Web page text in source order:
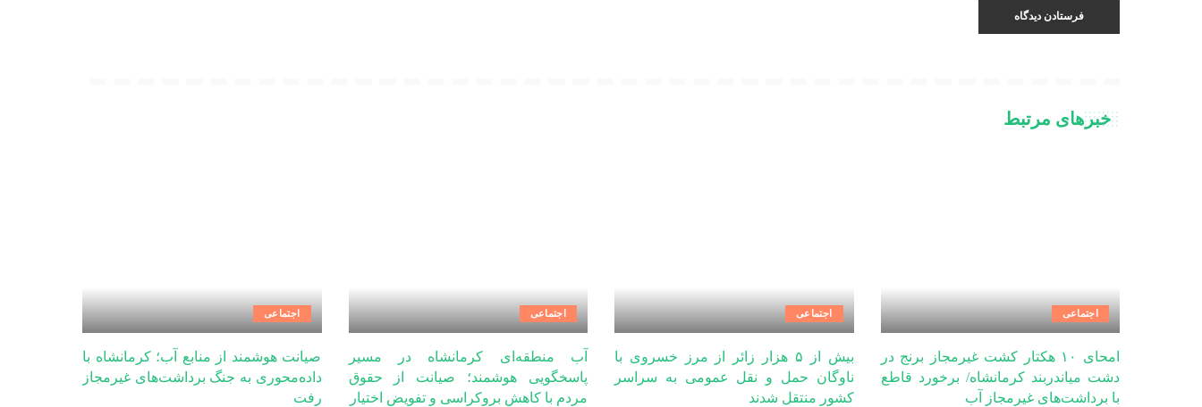
خبرهای مرتبط
اجتماعی
امحای ۱۰ هکتار کشت غیرمجاز برنج در
دشت میاندربند کرمانشاه/ برخورد قاطع
با برداشت‌های غیرمجاز آب
اجتماعی
بیش از ۵ هزار زائر از مرز خسروی با
ناوگان حمل‌ و نقل عمومی به سراسر
کشور منتقل شدند
اجتماعی
آب منطقه‌ای کرمانشاه در مسیر
پاسخگویی هوشمند؛ صیانت از حقوق
مردم با کاهش بروکراسی و تفویض اختیار
اجتماعی
صیانت هوشمند از منابع آب؛ کرمانشاه با
داده‌محوری به جنگ برداشت‌های غیرمجاز
رفت